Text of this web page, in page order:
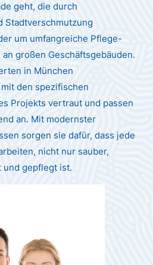
geht, die durch
Stadtverschmutzung
um umfangreiche Pflege-
großen Geschäftsgebäuden.
in München
den spezifischen
Projekts vertraut und passen
an. Mit modernster
sorgen sie dafür, dass jede
nicht nur sauber,
und gepflegt ist.